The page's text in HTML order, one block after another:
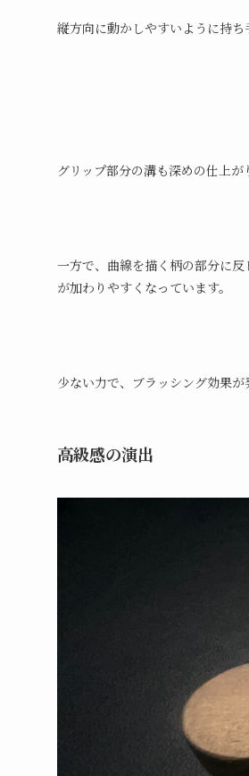
縦方向に動かしやすいように持ち
グリップ部分の溝も深めの仕上が
一方で、曲線を描く柄の部分に
が加わりやすくなっています。
少ない力で、ブラッシング効果が
高級感の演出